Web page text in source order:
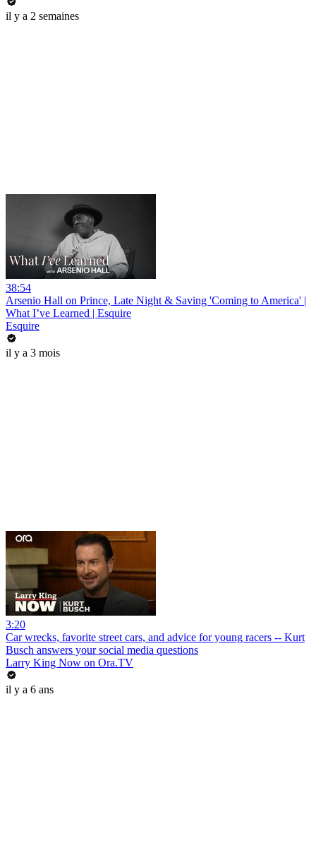
il y a 2 semaines
38:54
Arsenio Hall on Prince, Late Night & Saving 'Coming to America' |
What I’ve Learned | Esquire
Esquire
il y a 3 mois
3:20
Car wrecks, favorite street cars, and advice for young racers -- Kurt
Busch answers your social media questions
Larry King Now on Ora.TV
il y a 6 ans